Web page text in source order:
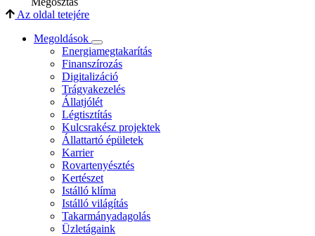
Az oldal tetejére
Megoldások
Energiamegtakarítás
Finanszírozás
Digitalizáció
Trágyakezelés
Állatjólét
Légtisztítás
Kulcsrakész projektek
Állattartó épületek
Karrier
Rovartenyésztés
Kertészet
Istálló klíma
Istálló világítás
Takarmányadagolás
Üzletágaink